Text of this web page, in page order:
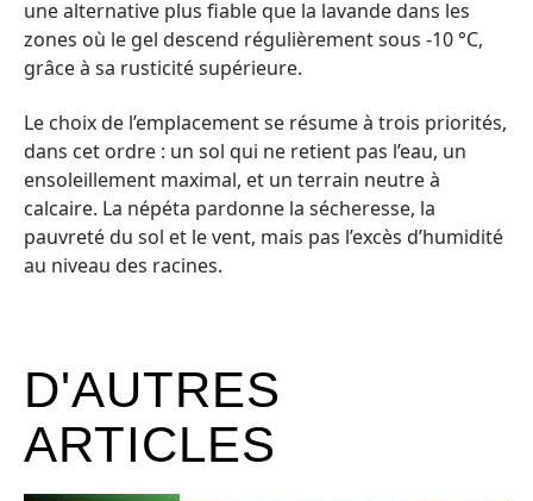
une alternative plus fiable que la lavande dans les
zones où le gel descend régulièrement sous -10 °C,
grâce à sa rusticité supérieure.
Le choix de l’emplacement se résume à trois priorités,
dans cet ordre : un sol qui ne retient pas l’eau, un
ensoleillement maximal, et un terrain neutre à
calcaire. La népéta pardonne la sécheresse, la
pauvreté du sol et le vent, mais pas l’excès d’humidité
au niveau des racines.
D'AUTRES
ARTICLES